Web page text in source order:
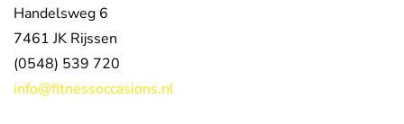
Handelsweg 6
7461 JK Rijssen
(0548) 539 720
info@fitnessoccasions.nl